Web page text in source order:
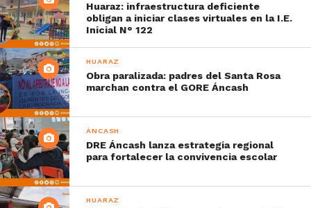
Huaraz: infraestructura deficiente
obligan a iniciar clases virtuales en la I.E.
Inicial N° 122
HUARAZ
Obra paralizada: padres del Santa Rosa
marchan contra el GORE Áncash
ÁNCASH
DRE Áncash lanza estrategia regional
para fortalecer la convivencia escolar
HUARAZ